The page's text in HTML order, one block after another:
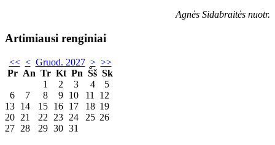
Agnės Sidabraitės nuotr.
Artimiausi renginiai
<< < Gruod. 2027 > >>
Pr An Tr Kt Pn Šš Sk
1
2 3 4
5
6
7 8 9 10 11
12
13 14 15 16 17 18 19
20 21 22 23 24 25 26
27 28 29 30 31